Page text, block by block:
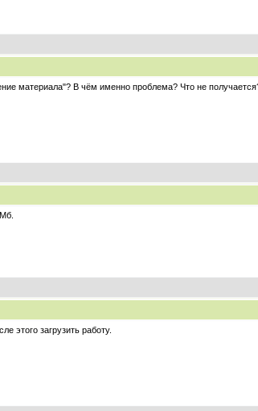
материала"? В чём именно проблема? Что не
этого загрузить работу.